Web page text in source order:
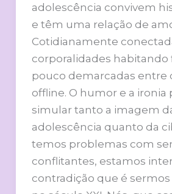
adolescência convivem
e têm uma relação de
Cotidianamente
corporalidades habitando
pouco demarcadas entre
offline. O humor e a ironia
simular tanto a imagem
adolescência quanto da
temos problemas com
conflitantes, estamos
contradição que é